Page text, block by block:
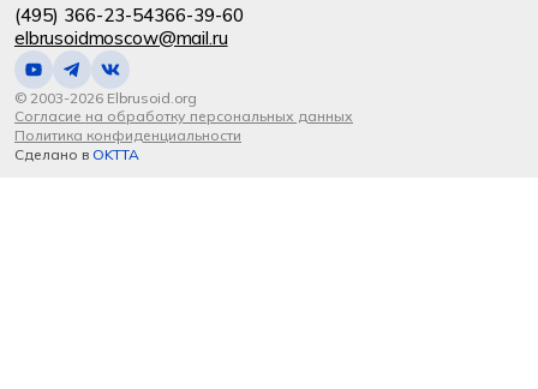
(495) 366-23-54366-39-60
elbrusoidmoscow@mail.ru
© 2003-2026 Elbrusoid.org
Согласие на обработку персональных данных
Политика конфиденциальности
Сделано в OKTTA